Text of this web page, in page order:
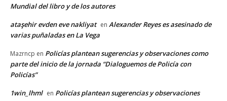
Mundial del libro y de los autores
ataşehir evden eve nakliyat en Alexander Reyes es asesinado de
varias puñaladas en La Vega
Mazrncp en Policías plantean sugerencias y observaciones como
parte del inicio de la jornada “Dialoguemos de Policía con
Policías”
1win_lhml en Policías plantean sugerencias y observaciones